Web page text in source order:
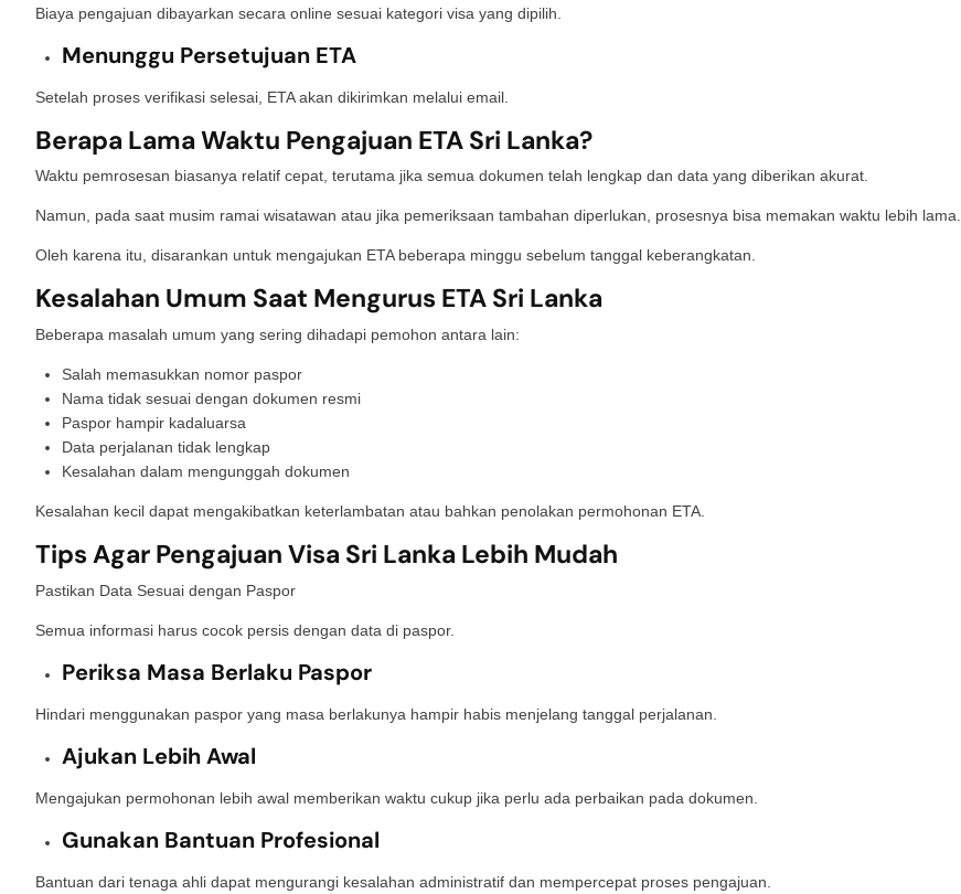
Biaya pengajuan dibayarkan secara online sesuai kategori visa yang dipilih.
Menunggu Persetujuan ETA
Setelah proses verifikasi selesai, ETA akan dikirimkan melalui email.
Berapa Lama Waktu Pengajuan ETA Sri Lanka?
Waktu pemrosesan biasanya relatif cepat, terutama jika semua dokumen telah lengkap dan data yang diberikan akurat.
Namun, pada saat musim ramai wisatawan atau jika pemeriksaan tambahan diperlukan, prosesnya bisa memakan waktu lebih lama.
Oleh karena itu, disarankan untuk mengajukan ETA beberapa minggu sebelum tanggal keberangkatan.
Kesalahan Umum Saat Mengurus ETA Sri Lanka
Beberapa masalah umum yang sering dihadapi pemohon antara lain:
Salah memasukkan nomor paspor
Nama tidak sesuai dengan dokumen resmi
Paspor hampir kadaluarsa
Data perjalanan tidak lengkap
Kesalahan dalam mengunggah dokumen
Kesalahan kecil dapat mengakibatkan keterlambatan atau bahkan penolakan permohonan ETA.
Tips Agar Pengajuan Visa Sri Lanka Lebih Mudah
Pastikan Data Sesuai dengan Paspor
Semua informasi harus cocok persis dengan data di paspor.
Periksa Masa Berlaku Paspor
Hindari menggunakan paspor yang masa berlakunya hampir habis menjelang tanggal perjalanan.
Ajukan Lebih Awal
Mengajukan permohonan lebih awal memberikan waktu cukup jika perlu ada perbaikan pada dokumen.
Gunakan Bantuan Profesional
Bantuan dari tenaga ahli dapat mengurangi kesalahan administratif dan mempercepat proses pengajuan.